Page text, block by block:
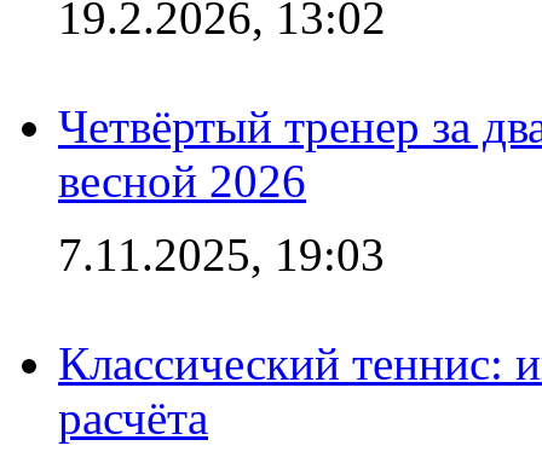
19.2.2026, 13:02
Четвёртый тренер за
весной 2026
7.11.2025, 19:03
Классический теннис:
расчёта